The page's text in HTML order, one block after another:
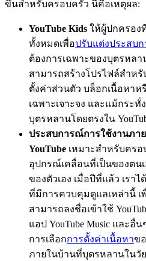
ขึ้นสำหรับครอบครัว นี่คือเหตุผล:
YouTube Kids ให้ผู้ปกครอง
ทั้งหมดเพื่อปรับแต่งประสบ
ต้องการเฉพาะของบุตรหล
สามารถสร้างโปรไฟล์สำห
ตั้งค่าส่วนตัว บล็อกเนื้อหา
เฉพาะเจาะจง และแม้กระทั่
บุตรหลานโดยตรงใน
ประสบการณ์การใช้งานภา
YouTube เหมาะสำหรับคร
อุปกรณ์เคลื่อนที่เป็นของตน
ของตัวเอง เมื่อปีที่แล้ว เรา
ที่มีการควบคุมดูแลเหล่านี้
สามารถลงชื่อเข้าใช้
แอป YouTube Music และอื่
การเลือกการตั้งค่าเนื้อหาข
ภายในบ้านที่บุตรหลานในวั